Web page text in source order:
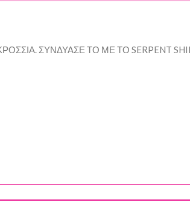
ΣΥΝΔΥΑΣΕ ΤΟ ΜΕ ΤΟ SERPENT